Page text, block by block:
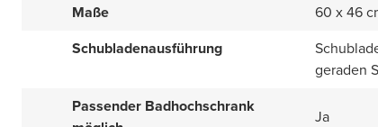
Maße
60 x 46
Schubladenausführung
geraden
Passender Badhochschrank
Ja